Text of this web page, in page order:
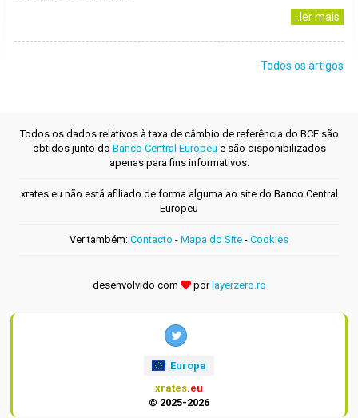
..ler mais
Todos os artigos
Todos os dados relativos à taxa de câmbio de referência do BCE são
obtidos junto do Banco Central Europeu e são disponibilizados
apenas para fins informativos.
xrates.eu não está afiliado de forma alguma ao site do Banco Central
Europeu
Ver também: Contacto - Mapa do Site - Cookies
desenvolvido com por layerzero.ro
Europa
xrates.eu
© 2025-2026